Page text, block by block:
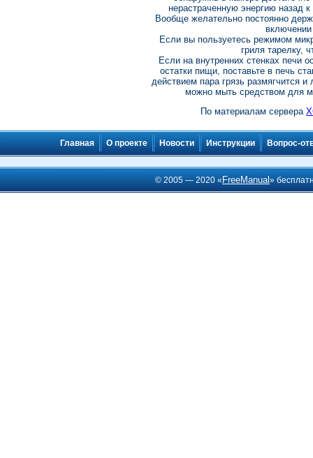
нерастраченную энергию назад
Вообще желательно постоянно
включении
Если вы пользуетесь режимом
гриля тарелку,
Если на внутренних стенках печи
остатки пищи, поставьте в печь
действием пара грязь размягчится
можно мыть средством для
По материалам сервера
Главная О проекте Новости Инструкции Вопрос-
© 2005 — 2020 « FreeManual»